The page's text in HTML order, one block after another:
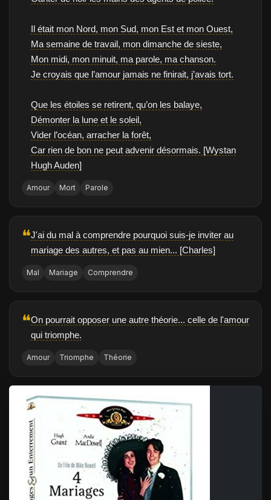
Il était mon Nord, mon Sud, mon Est et mon Ouest,
Ma semaine de travail, mon dimanche de sieste,
Mon midi, mon minuit, ma parole, ma chanson.
Je croyais que l’amour jamais ne finirait, j’avais tort.
Que les étoiles se retirent, qu’on les balaye,
Démonter la lune et le soleil,
Vider l’océan, arracher la forêt,
Car rien de bon ne peut advenir désormais. [Wystan
Hugh Auden]
Amour Mort Parole
❝J'ai du mal à comprendre pourquoi suis-je inviter au
mariage des autres, et pas au mien... [Charles]
Mal Mariage Comprendre
❝On pourrait opposer une autre théorie... celle de l'amour
qui triomphe.
Amour Triomphe Théorie